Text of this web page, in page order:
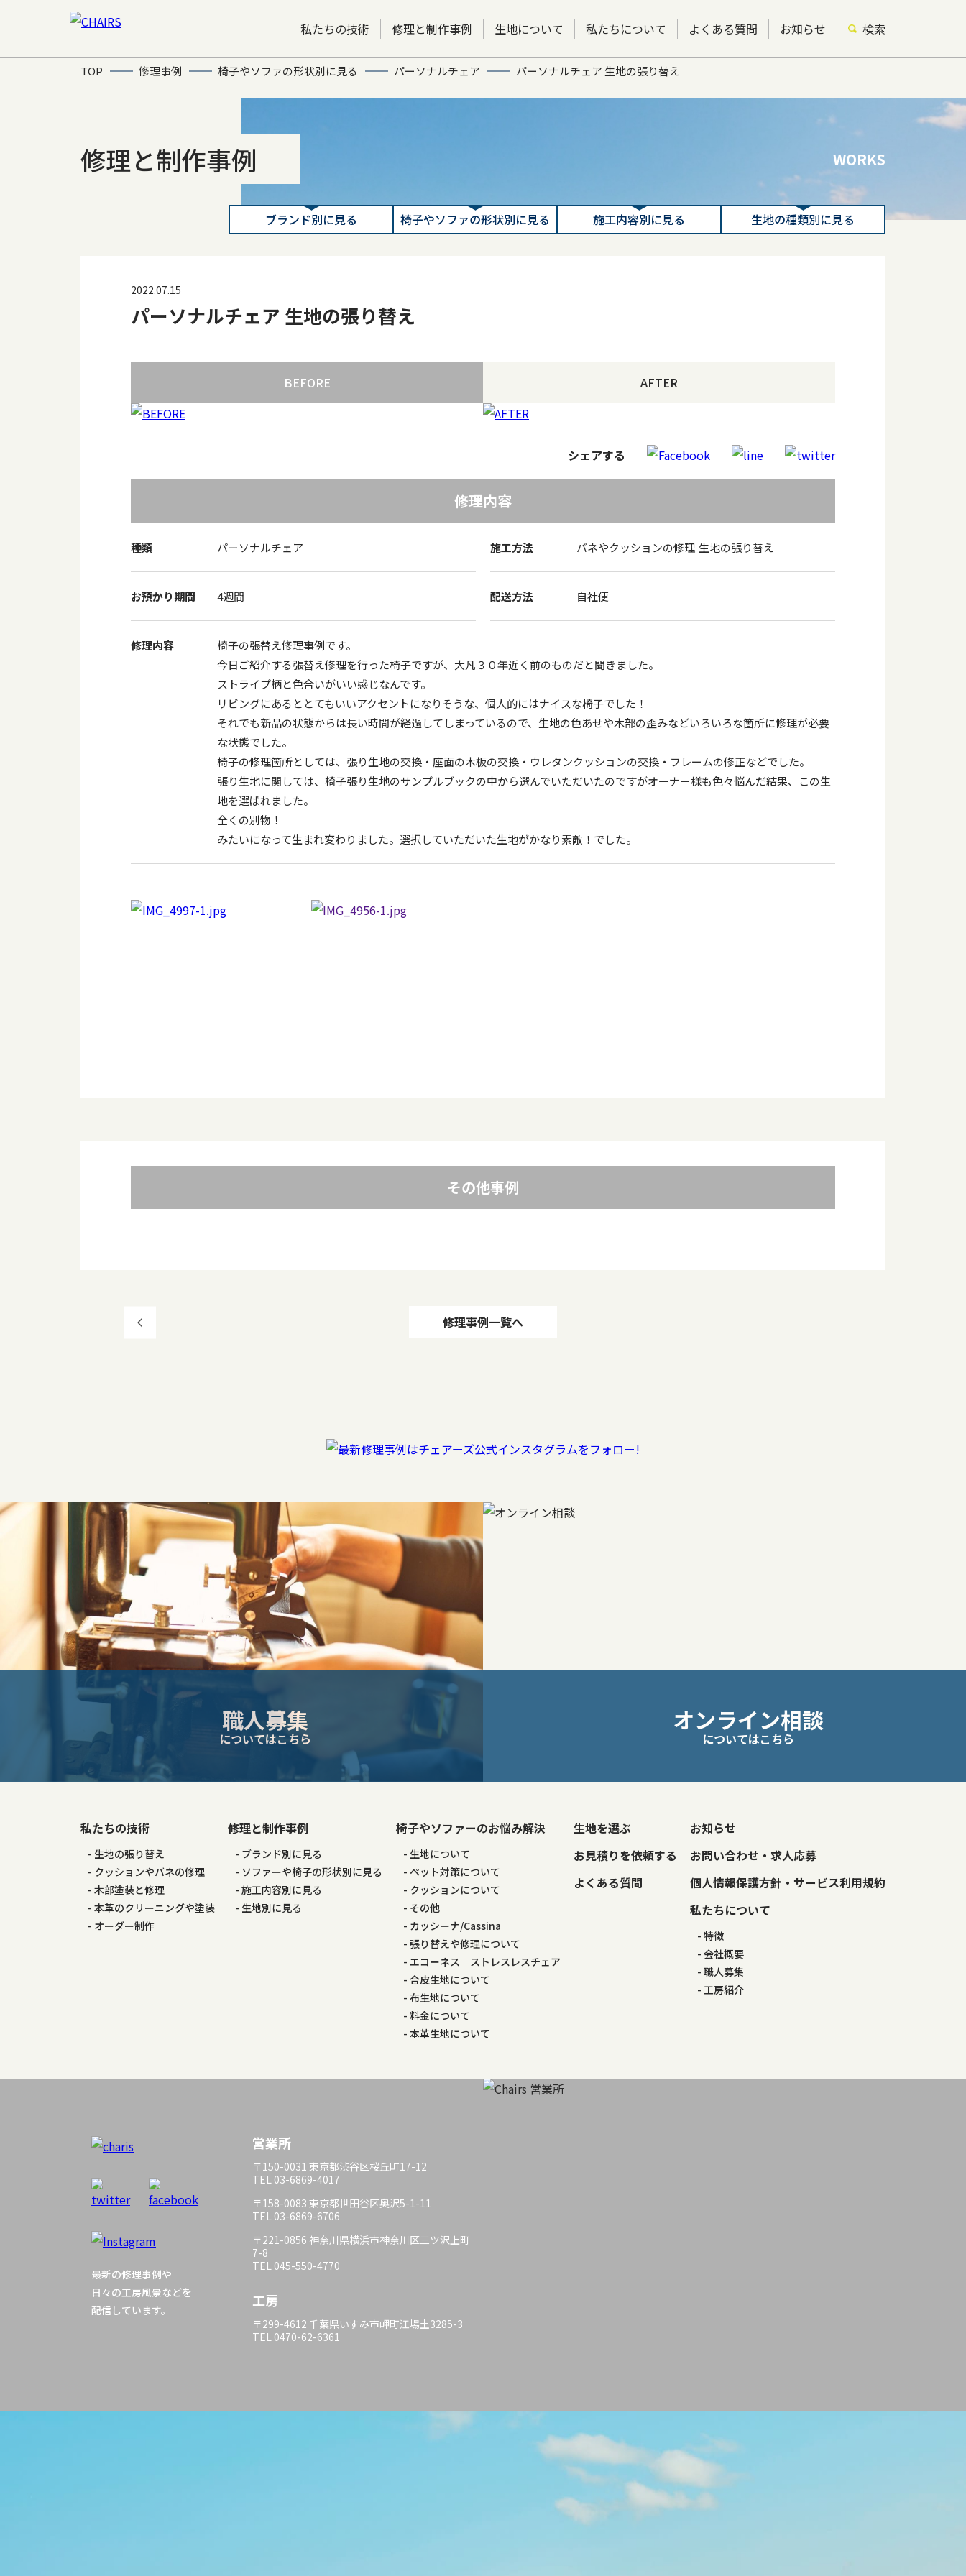
私たちの技術 修理と制作事例 生地について 私たちについて よくある質問 お知らせ 検索
TOP 修理事例 椅子やソファの形状別に見る パーソナルチェア パーソナルチェア 生地の張り替え
修理と制作事例 WORKS
ブランド別に見る 椅子やソファの形状別に見る 施工内容別に見る 生地の種類別に見る
2022.07.15
パーソナルチェア 生地の張り替え
BEFORE AFTER
シェアする
修理内容
種類 パーソナルチェア 施工方法 バネやクッションの修理 生地の張り替え
お預かり期間 4週間 配送方法 自社便
修理内容
椅子の張替え修理事例です。
今日ご紹介する張替え修理を行った椅子ですが、大凡３０年近く前のものだと聞きました。
ストライプ柄と色合いがいい感じなんです。
リビングにあるととてもいいアクセントになりそうな、個人的にはナイスな椅子でした！
それでも新品の状態からは長い時間が経過してしまっているので、生地の色あせや木部の歪みなどいろいろな箇所に修理が必要
な状態でした。
椅子の修理箇所としては、張り生地の交換・座面の木板の交換・ウレタンクッションの交換・フレームの修正などでした。
張り生地に関しては、椅子張り生地のサンプルブックの中から選んでいただいたのですがオーナー様も色々悩んだ結果、この生
地を選ばれました。
全くの別物！
みたいになって生まれ変わりました。選択していただいた生地がかなり素敵！でした。
その他事例
投
ー
シ
ョ
ン
修理事例一覧へ
職人募集
についてはこちら
オンライン相談
についてはこちら
私たちの技術
生地の張り替え
クッションやバネの修理
木部塗装と修理
本革のクリーニングや塗装
オーダー制作
修理と制作事例
ブランド別に見る
ソファーや椅子の形状別に見る
施工内容別に見る
生地別に見る
椅子やソファーのお悩み解決
生地について
ペット対策について
クッションについて
その他
カッシーナ/Cassina
張り替えや修理について
エコーネス ストレスレスチェア
合皮生地について
布生地について
料金について
本革生地について
生地を選ぶ
お見積りを依頼する
よくある質問
お知らせ
お問い合わせ・求人応募
個人情報保護方針・サービス利用規約
私たちについて
特徴
会社概要
職人募集
工房紹介
最新の修理事例や
日々の工房風景などを
配信しています。
営業所
〒150-0031 東京都渋谷区桜丘町17-12
TEL 03-6869-4017
〒158-0083 東京都世田谷区奥沢5-1-11
TEL 03-6869-6706
〒221-0856 神奈川県横浜市神奈川区三ツ沢上町
7-8
TEL 045-550-4770
工房
〒299-4612 千葉県いすみ市岬町江場土3285-3
TEL 0470-62-6361